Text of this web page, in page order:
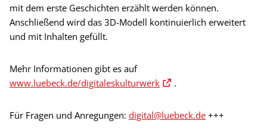
mit dem erste Geschichten erzählt werden können.
Anschließend wird das 3D-Modell kontinuierlich erweitert
und mit Inhalten gefüllt.
Mehr Informationen gibt es auf
www.luebeck.de/digitaleskulturwerk
.
Für Fragen und Anregungen: digital@luebeck.de +++